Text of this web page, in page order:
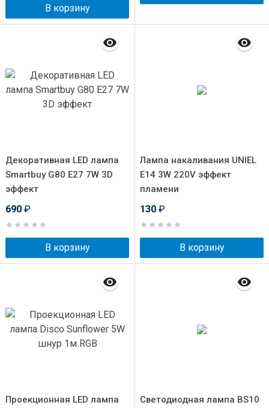
В корзину
Декоративная LED лампа
Smartbuy G80 E27 7W 3D
эффект
690 ₽
В корзину
Лампа накаливания UNIEL
E14 3W 220V эффект
пламени
130 ₽
В корзину
Проекционная LED лампа
Светодиодная лампа BS10